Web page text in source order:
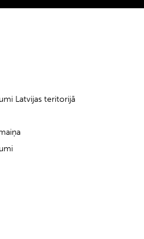
Latvijas teritorijā